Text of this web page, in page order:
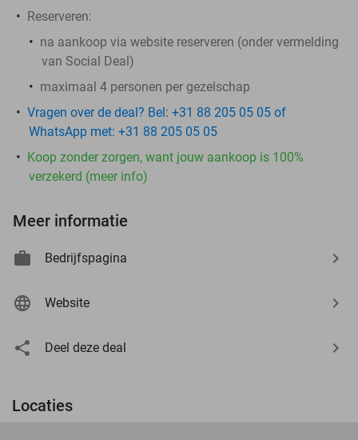
Reserveren:
na aankoop via website reserveren (onder vermelding
van Social Deal)
maximaal 4 personen per gezelschap
Vragen over de deal? Bel: +31 88 205 05 05 of
WhatsApp met: +31 88 205 05 05
Koop zonder zorgen, want jouw aankoop is 100%
verzekerd (meer info)
Meer informatie
Bedrijfspagina
Website
Deel deze deal
Locaties